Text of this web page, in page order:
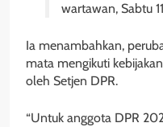
wartawan, Sabtu
Ia menambahkan,
mata mengikuti
oleh Setjen DPR.
“Untuk anggota DPR